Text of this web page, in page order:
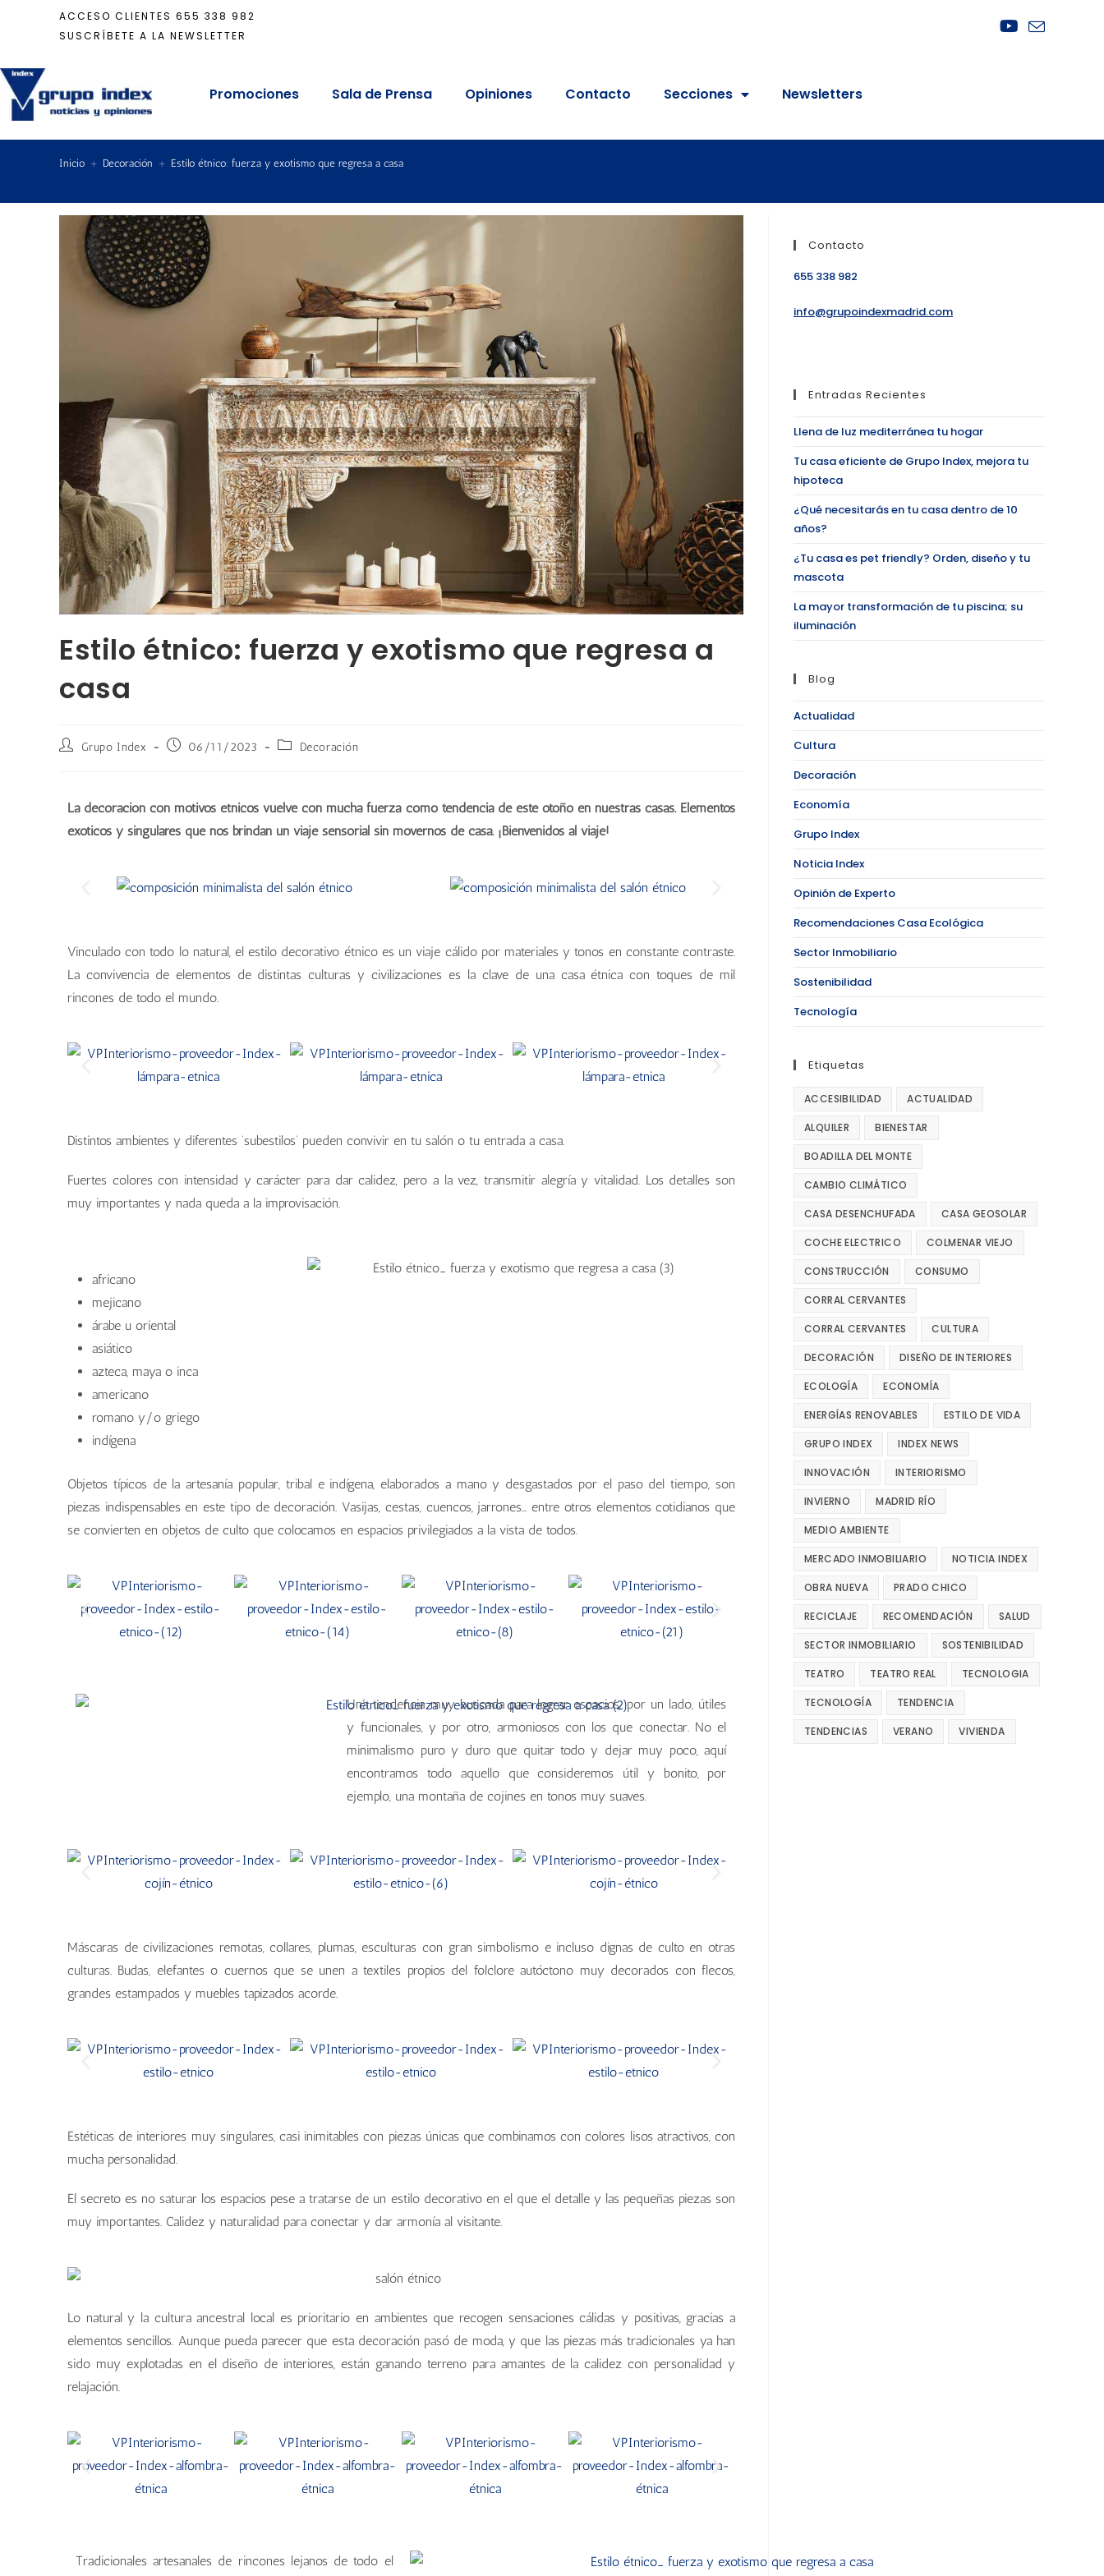
ACCESO CLIENTES 655 338 982
SUSCRÍBETE A LA NEWSLETTER
Promociones Sala de Prensa Opiniones Contacto Secciones Newsletters
Inicio + Decoración + Estilo étnico: fuerza y exotismo que regresa a casa
Estilo étnico: fuerza y exotismo que regresa a
casa
Grupo Index 06/11/2023 Decoración
La decoración con motivos étnicos vuelve con mucha fuerza como tendencia de este otoño en nuestras casas. Elementos
exóticos y singulares que nos brindan un viaje sensorial sin movernos de casa. ¡Bienvenidos al viaje!
Vinculado con todo lo natural, el estilo decorativo étnico es un viaje cálido por materiales y tonos en constante contraste.
La convivencia de elementos de distintas culturas y civilizaciones es la clave de una casa étnica con toques de mil
rincones de todo el mundo.
Distintos ambientes y diferentes ‘subestilos’ pueden convivir en tu salón o tu entrada a casa.
Fuertes colores con intensidad y carácter para dar calidez, pero a la vez, transmitir alegría y vitalidad. Los detalles son
muy importantes y nada queda a la improvisación.
africano
mejicano
árabe u oriental
asiático
azteca, maya o inca
americano
romano y/o griego
indígena
Objetos típicos de la artesanía popular, tribal e indígena, elaborados a mano y desgastados por el paso del tiempo, son
piezas indispensables en este tipo de decoración. Vasijas, cestas, cuencos, jarrones… entre otros elementos cotidianos que
se convierten en objetos de culto que colocamos en espacios privilegiados a la vista de todos.
Una tendencia muy buscada para lograr espacios, por un lado, útiles
y funcionales, y por otro, armoniosos con los que conectar. No el
minimalismo puro y duro que quitar todo y dejar muy poco, aquí
encontramos todo aquello que consideremos útil y bonito, por
ejemplo, una montaña de cojines en tonos muy suaves.
Máscaras de civilizaciones remotas, collares, plumas, esculturas con gran simbolismo e incluso dignas de culto en otras
culturas. Budas, elefantes o cuernos que se unen a textiles propios del folclore autóctono muy decorados con flecos,
grandes estampados y muebles tapizados acorde.
Estéticas de interiores muy singulares, casi inimitables con piezas únicas que combinamos con colores lisos atractivos, con
mucha personalidad.
El secreto es no saturar los espacios pese a tratarse de un estilo decorativo en el que el detalle y las pequeñas piezas son
muy importantes. Calidez y naturalidad para conectar y dar armonía al visitante.
Lo natural y la cultura ancestral local es prioritario en ambientes que recogen sensaciones cálidas y positivas, gracias a
elementos sencillos. Aunque pueda parecer que esta decoración pasó de moda, y que las piezas más tradicionales ya han
sido muy explotadas en el diseño de interiores, están ganando terreno para amantes de la calidez con personalidad y
relajación.
Tradicionales artesanales de rincones lejanos de todo el
Contacto
655 338 982
info@grupoindexmadrid.com
Entradas Recientes
Llena de luz mediterránea tu hogar
Tu casa eficiente de Grupo Index, mejora tu
hipoteca
¿Qué necesitarás en tu casa dentro de 10
años?
¿Tu casa es pet friendly? Orden, diseño y tu
mascota
La mayor transformación de tu piscina; su
iluminación
Blog
Actualidad
Cultura
Decoración
Economía
Grupo Index
Noticia Index
Opinión de Experto
Recomendaciones Casa Ecológica
Sector Inmobiliario
Sostenibilidad
Tecnología
Etiquetas
ACCESIBILIDAD ACTUALIDAD
ALQUILER BIENESTAR
BOADILLA DEL MONTE
CAMBIO CLIMÁTICO
CASA DESENCHUFADA CASA GEOSOLAR
COCHE ELECTRICO COLMENAR VIEJO
CONSTRUCCIÓN CONSUMO
CORRAL CERVANTES
CORRAL CERVANTES CULTURA
DECORACIÓN DISEÑO DE INTERIORES
ECOLOGÍA ECONOMÍA
ENERGÍAS RENOVABLES ESTILO DE VIDA
GRUPO INDEX INDEX NEWS
INNOVACIÓN INTERIORISMO
INVIERNO MADRID RÍO
MEDIO AMBIENTE
MERCADO INMOBILIARIO NOTICIA INDEX
OBRA NUEVA PRADO CHICO
RECICLAJE RECOMENDACIÓN SALUD
SECTOR INMOBILIARIO SOSTENIBILIDAD
TEATRO TEATRO REAL TECNOLOGIA
TECNOLOGÍA TENDENCIA
TENDENCIAS VERANO VIVIENDA